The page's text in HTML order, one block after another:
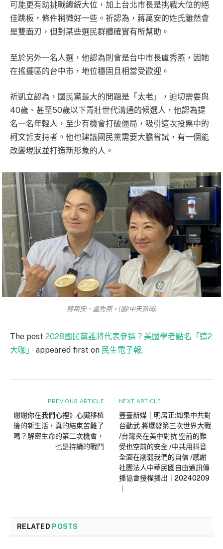
可能更有助挑戰總統大位，加上台北市長是挑戰大位的絕
佳跳板，條件稍微好一些。祈認為，蔣萬安的姓氏雖然會
是雙面刃，但對某些選民群體確實有所幫助。
至於另外一名人選，他認為則會是台中市長盧秀燕，因她
在搖擺區的台中市，地位穩固且相當受歡迎。
祈凱立認為，國民黨最大的問題是「太老」，迫切需要與
40歲、甚至50歲以下青壯世代溝通的候選人，他認為提
名一名年輕人，至少有機會打破僵局，吸引這次投票中的
柯文哲支持者。他也建議國民黨需要大膽嘗試，有一個能
改變現狀並打造新形象的人。
蔣萬安、盧秀燕。(圖/中天新聞)
The post 2028國民黨誰將代表參選？美國學者點名「這2
大咖」
appeared first on 民生電子報.
PREVIOUS ARTICLE
謝謝你在我們心裡》心臟移植
後的新生活，真的結束苦難了
嗎？解密生命的第二次機會，
也是持續的戰鬥
NEXT ARTICLE
豐臺新媒｜明居正:如果中共對
台動武 將爆發第三次世界大戰
/台灣夾在美中對抗 空前的難
受也空前的安全 /中共用抖音
全面在削弱我們的自信 /感謝
社團法人中華民國自由通訊傳
播協會授權播出｜20240209
RELATED POSTS